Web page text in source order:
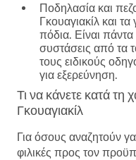
Ποδηλασία και
Γκουαγιακίλ και
πόδια. Είναι
συστάσεις από τα
τους ειδικούς
για εξερεύνηση.
Τι να κάνετε κατά τη
Γκουαγιακίλ
Για όσους αναζητούν
φιλικές προς τον